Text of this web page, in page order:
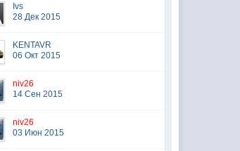
Ivs
28 Дек 2015
KENTAVR
06 Окт 2015
niv26
14 Сен 2015
niv26
03 Июн 2015